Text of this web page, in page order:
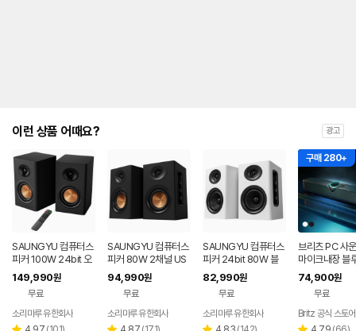
이런 상품 어때요? 광고
SAUNGYU 컴퓨터스
피커 100W 24bit 오
디오 2채널 PC 유선
블루투스 연결
149,990원
무료
소리마루 유한회사
SAUNGYU 컴퓨터스
피커 80W 2채널 US
B DAC 옵티컬 유선 연
결 블루투스 스피커
94,990원
무료
소리마루 유한회사
SAUNGYU 컴퓨터스
피커 24bit 80W 블
루투스 USB DAC AU
X 옵티컬 연결
82,990원
무료
소리마루 유한회사
구매 280+
브리츠 PC 사
마이크내장 블
5.4 5in1 TV
T900BT
74,900원
무료
Britz 공식 스토어